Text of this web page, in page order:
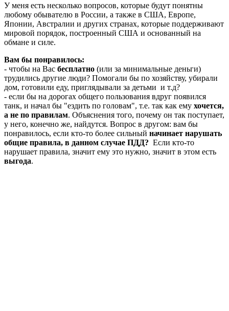
У меня есть несколько вопросов, которые будут понятны
любому обывателю в России, а также в США, Европе,
Японии, Австралии и других странах, которые поддерживают
мировой порядок, построенный США и основанный на
обмане и силе.
Вам бы понравилось:
- чтобы на Вас бесплатно (или за минимальные деньги)
трудились другие люди? Помогали бы по хозяйству, убирали
дом, готовили еду, приглядывали за детьми и т.д?
- если бы на дорогах общего пользования вдруг появился
танк, и начал бы "ездить по головам", т.е. так как ему хочется,
а не по правилам. Объяснения того, почему он так поступает,
у него, конечно же, найдутся. Вопрос в другом: вам бы
понравилось, если кто-то более сильный начинает нарушать
общие правила, в данном случае ПДД? Если кто-то
нарушает правила, значит ему это нужно, значит в этом есть
выгода.